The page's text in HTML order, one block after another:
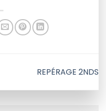
REPÉRAGE 2NDS